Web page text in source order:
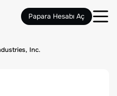
Papara Hesabı Aç
Inc.